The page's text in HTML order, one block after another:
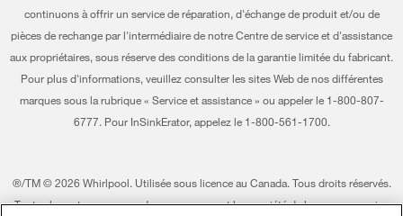
Résidents du Québec
Entreprise Whirlpool
Whirlpool au Canada
continuons à offrir un service de réparation, d'échange de produit et/ou de
pièces de rechange par l'intermédiaire de notre Centre de service et d'assistance
aux propriétaires, sous réserve des conditions de la garantie limitée du fabricant.
Pour plus d'informations, veuillez consulter les sites Web de nos différentes
marques sous la rubrique « Service et assistance » ou appeler le 1-800-807-
6777. Pour InSinkErator, appelez le 1-800-561-1700.
®/TM © 2026 Whirlpool. Utilisée sous licence au Canada. Tous droits réservés.
Toutes les autres marques de commerce sont la propriété de leurs compagnies